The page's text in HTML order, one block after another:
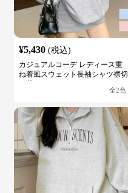
¥5,430 (税込)
カジュアルコーデ レディース重
ね着風スウェット長袖シャツ襟切
全2色